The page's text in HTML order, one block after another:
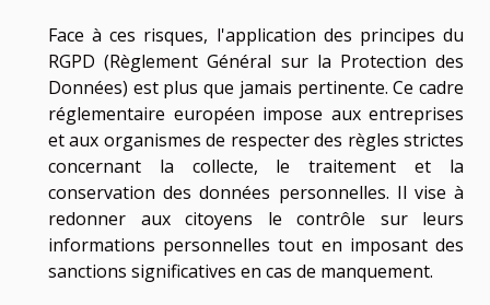
Face à ces risques, l'application des principes du
RGPD (Règlement Général sur la Protection des
Données) est plus que jamais pertinente. Ce cadre
réglementaire européen impose aux entreprises
et aux organismes de respecter des règles strictes
concernant la collecte, le traitement et la
conservation des données personnelles. Il vise à
redonner aux citoyens le contrôle sur leurs
informations personnelles tout en imposant des
sanctions significatives en cas de manquement.